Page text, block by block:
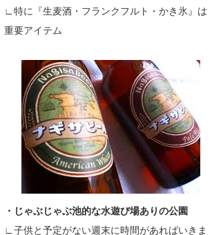
∟特に『生麦酒・フランクフルト・かき氷』は
重要アイテム
・じゃぶじゃぶ池的な水遊び場ありの公園
∟子供と予定がない週末に時間があればいきま
三輪予報士
小川予報士
上田純子
上條将美
SancheZ